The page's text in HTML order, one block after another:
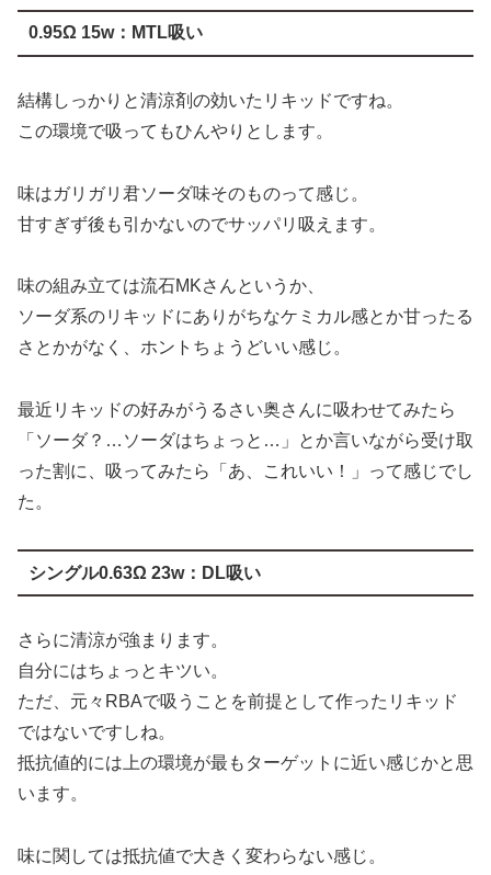
0.95Ω 15w：MTL吸い
結構しっかりと清涼剤の効いたリキッドですね。
この環境で吸ってもひんやりとします。
味はガリガリ君ソーダ味そのものって感じ。
甘すぎず後も引かないのでサッパリ吸えます。
味の組み立ては流石MKさんというか、
ソーダ系のリキッドにありがちなケミカル感とか甘ったる
さとかがなく、ホントちょうどいい感じ。
最近リキッドの好みがうるさい奥さんに吸わせてみたら
「ソーダ？…ソーダはちょっと…」とか言いながら受け取
った割に、吸ってみたら「あ、これいい！」って感じでし
た。
シングル0.63Ω 23w：DL吸い
さらに清涼が強まります。
自分にはちょっとキツい。
ただ、元々RBAで吸うことを前提として作ったリキッド
ではないですしね。
抵抗値的には上の環境が最もターゲットに近い感じかと思
います。
味に関しては抵抗値で大きく変わらない感じ。